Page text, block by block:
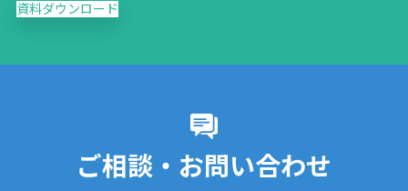
資料ダウンロード
ご相談・お問い合わせ